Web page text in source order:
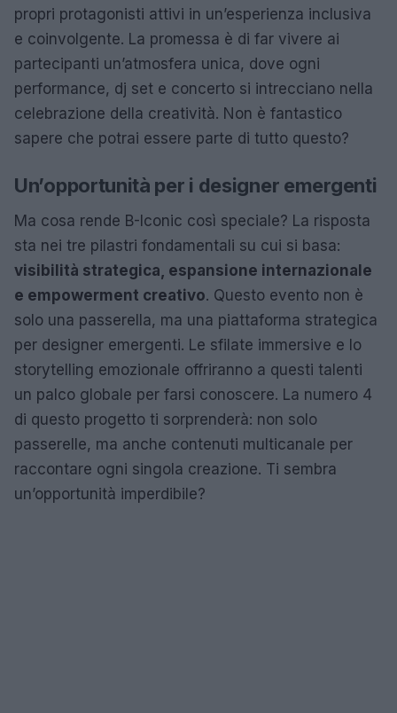
propri protagonisti attivi in un’esperienza inclusiva
e coinvolgente. La promessa è di far vivere ai
partecipanti un’atmosfera unica, dove ogni
performance, dj set e concerto si intrecciano nella
celebrazione della creatività. Non è fantastico
sapere che potrai essere parte di tutto questo?
Un’opportunità per i designer emergenti
Ma cosa rende B-Iconic così speciale? La risposta
sta nei tre pilastri fondamentali su cui si basa:
visibilità strategica, espansione internazionale
e empowerment creativo. Questo evento non è
solo una passerella, ma una piattaforma strategica
per designer emergenti. Le sfilate immersive e lo
storytelling emozionale offriranno a questi talenti
un palco globale per farsi conoscere. La numero 4
di questo progetto ti sorprenderà: non solo
passerelle, ma anche contenuti multicanale per
raccontare ogni singola creazione. Ti sembra
un’opportunità imperdibile?